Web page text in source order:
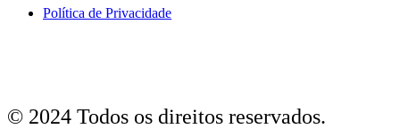
Política de Privacidade
© 2024 Todos os direitos reservados.